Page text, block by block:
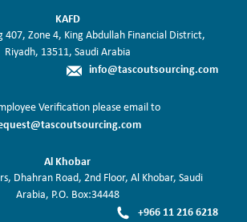
KAFD
407, Zone 4, King Abdullah Financial District,
Riyadh, 13511, Saudi Arabia
info@tascoutsourcing.com
Verification please email to
Al Khobar
Dhahran Road, 2nd Floor, Al Khobar, Saudi
Arabia, P.O. Box:34448
+966 11 216 6218